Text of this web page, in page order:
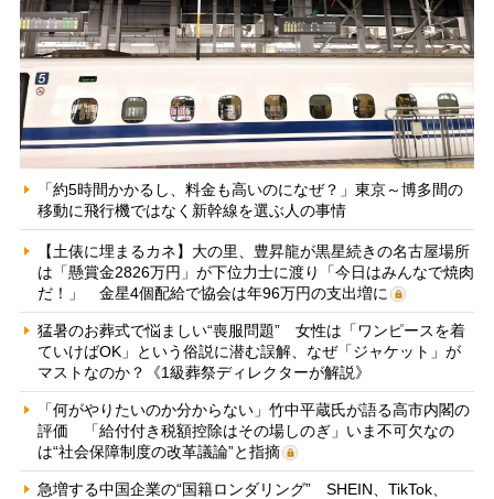
「約5時間かかるし、料金も高いのになぜ？」東京～博多間の
移動に飛行機ではなく新幹線を選ぶ人の事情
【土俵に埋まるカネ】大の里、豊昇龍が黒星続きの名古屋場所
は「懸賞金2826万円」が下位力士に渡り「今日はみんなで焼肉
だ！」 金星4個配給で協会は年96万円の支出増に
猛暑のお葬式で悩ましい“喪服問題” 女性は「ワンピースを着
ていけばOK」という俗説に潜む誤解、なぜ「ジャケット」が
マストなのか？《1級葬祭ディレクターが解説》
「何がやりたいのか分からない」竹中平蔵氏が語る高市内閣の
評価 「給付付き税額控除はその場しのぎ」いま不可欠なの
は“社会保障制度の改革議論”と指摘
急増する中国企業の“国籍ロンダリング” SHEIN、TikTok、